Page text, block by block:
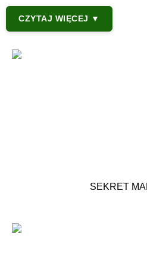
CZYTAJ WIĘCEJ ▼
SEKRET